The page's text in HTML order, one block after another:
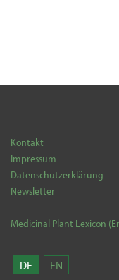
Kontakt
Impressum
Datenschutzerklärung
Newsletter
Medicinal Plant Lexicon
DE EN